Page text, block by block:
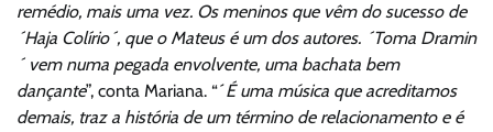
remédio, mais uma vez. Os meninos que vêm do sucesso de
´Haja Colírio´, que o Mateus é um dos autores. ´Toma Dramin
´ vem numa pegada envolvente, uma bachata bem
dançante”, conta Mariana. “´É uma música que acreditamos
demais, traz a história de um término de relacionamento e é